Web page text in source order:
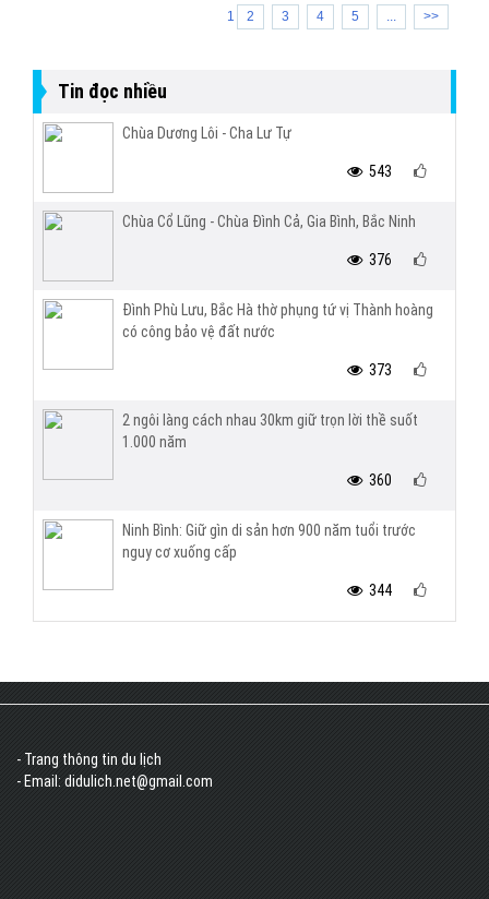
1 2 3 4 5 ... >>
Tin đọc nhiều
Chùa Dương Lôi - Cha Lư Tự
543
Chùa Cổ Lũng - Chùa Đình Cả, Gia Bình, Bắc Ninh
376
Đình Phù Lưu, Bắc Hà thờ phụng tứ vị Thành hoàng
có công bảo vệ đất nước
373
2 ngôi làng cách nhau 30km giữ trọn lời thề suốt
1.000 năm
360
Ninh Bình: Giữ gìn di sản hơn 900 năm tuổi trước
nguy cơ xuống cấp
344
- Trang thông tin du lịch
- Email: didulich.net@gmail.com